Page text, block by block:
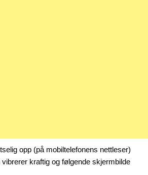
opp (på mobiltelefonens nettleser)
kraftig og følgende skjermbilde